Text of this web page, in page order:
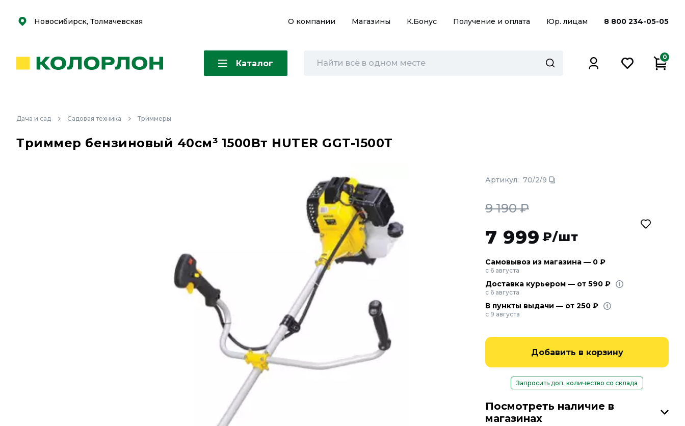
Скоро
Скоро
Новосибирск, Толмачевская О компании Магазины К.Бонус Получение и оплата Юр. лицам 8 800 234-05-05
Каталог
0
Дача и сад Садовая техника Триммеры
Триммер бензиновый 40см³ 1500Вт HUTER GGT-1500Т
Артикул: 70/2/9
9 190₽
7 999 ₽/шт
Самовывоз из магазина — 0 ₽
с 6 августа
Доставка курьером — от 590 ₽
с 6 августа
В пункты выдачи — от 250 ₽
с 9 августа
Добавить в корзину
Запросить доп. количество со склада
Посмотреть наличие в
магазинах